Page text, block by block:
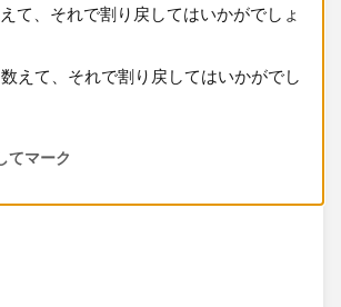
て、それで割り戻してはいかがでしょ
てマーク